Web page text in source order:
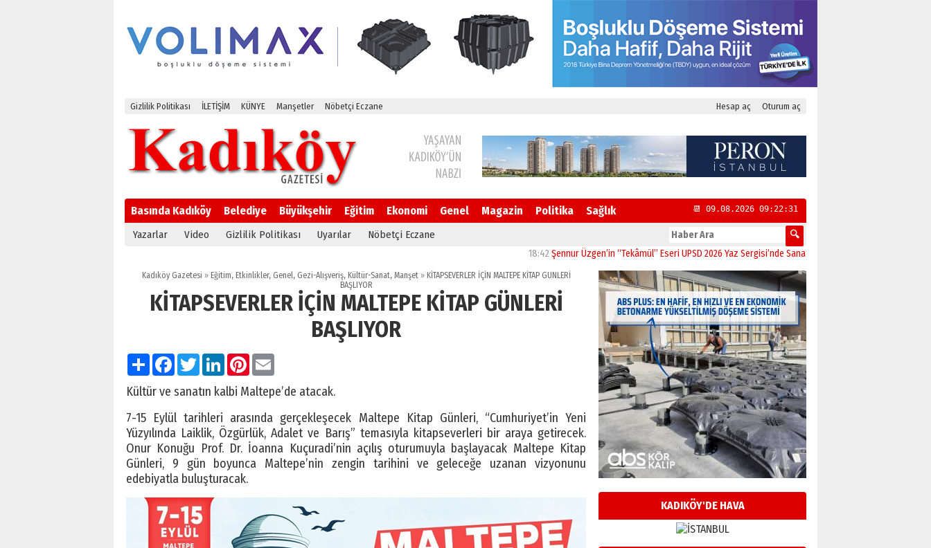
Gizlilik Politikası İLETİŞİM KÜNYE Manşetler Nöbetçi Eczane Hesap aç Oturum aç
Basında Kadıköy Belediye Büyükşehir Eğitim Ekonomi Genel Magazin Politika Sağlık 📆 09.08.2026 09:22:32
Yazarlar Video Gizlilik Politikası Uyarılar Nöbetçi Eczane
Şennur Üzgen’in “Tekâmül” Eseri UPSD 2026 Yaz Sergisi’nde Sanatseverlerle Buluştu
Kadıköy Gazetesi » Eğitim, Etkinlikler, Genel, Gezi-Alışveriş, Kültür-Sanat, Manşet »KİTAPSEVERLER İÇİN MALTEPE KİTAP GÜNLERİ
BAŞLIYOR
KİTAPSEVERLER İÇİN MALTEPE KİTAP GÜNLERİ
BAŞLIYOR
PaylaşFacebook
TwitterLinkedInPinterest
Kültür ve sanatın kalbi Maltepe’de atacak.
7-15 Eylül tarihleri arasında gerçekleşecek Maltepe Kitap Günleri, “Cumhuriyet’in Yeni
Yüzyılında Laiklik, Özgürlük, Adalet ve Barış” temasıyla kitapseverleri bir araya getirecek.
Onur Konuğu Prof. Dr. İoanna Kuçuradi’nin açılış oturumuyla başlayacak Maltepe Kitap
Günleri, 9 gün boyunca Maltepe’nin zengin tarihini ve geleceğe uzanan vizyonunu
edebiyatla buluşturacak.
KADIKÖY'DE HAVA